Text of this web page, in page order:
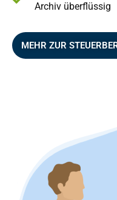
Archiv überflüssig
MEHR ZUR